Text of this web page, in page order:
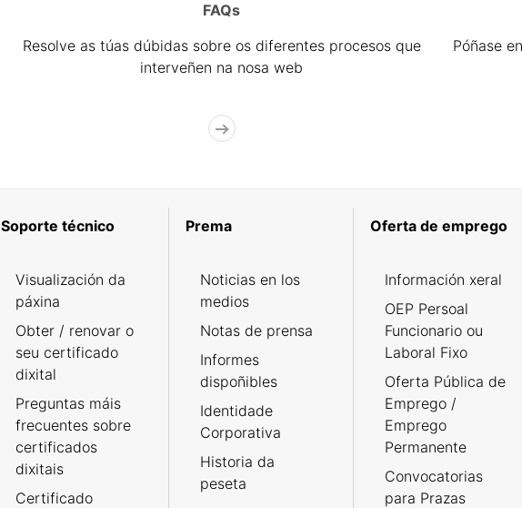
FAQs
Resolve as túas dúbidas sobre os diferentes procesos que
interveñen na nosa web
Póñase
Soporte técnico
Visualización da
páxina
Obter / renovar o
seu certificado
dixital
Preguntas máis
frecuentes sobre
certificados
dixitais
Certificado
Prema
Noticias en los
medios
Notas de prensa
Informes
dispoñibles
Identidade
Corporativa
Historia da
peseta
Oferta de emprego
Información xeral
OEP Persoal
Funcionario ou
Laboral Fixo
Oferta Pública de
Emprego /
Emprego
Permanente
Convocatorias
para Prazas